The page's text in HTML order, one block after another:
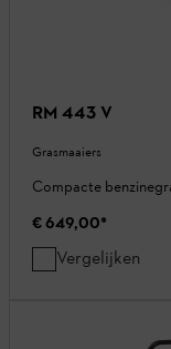
RM 443 V
Grasmaaiers
Compacte
€ 649,00*
Vergelijken